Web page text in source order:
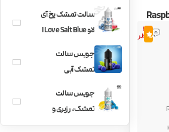
3
نظر5.0
سالت تمشک یخ آی
لاو I Love Salt Blue
Raspberry Ice
جویس سالت
تمشک آبی
Raspberry
جویس سالت
تمشک، رزبری و
لیموناد I Love Salt